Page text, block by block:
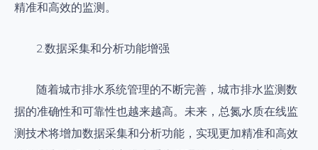
精准和高效的监测。
2.数据采集和分析功能增强
随着城市排水系统管理的不断完善，城市排水监测数
据的准确性和可靠性也越来越高。未来，总氮水质在线监
测技术将增加数据采集和分析功能，实现更加精准和高效